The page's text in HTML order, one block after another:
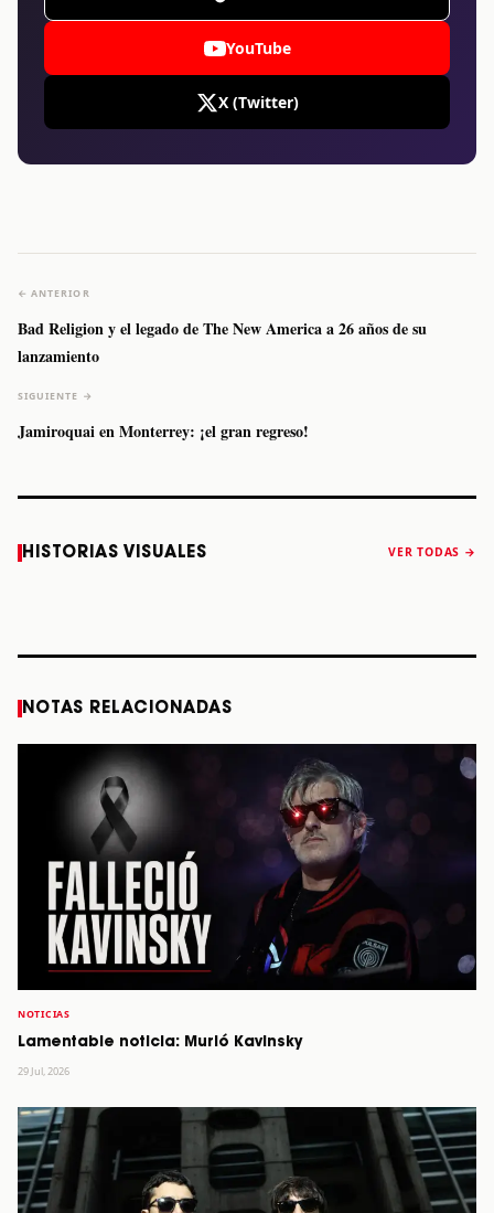
YouTube
X (Twitter)
← ANTERIOR
Bad Religion y el legado de The New America a 26 años de su
lanzamiento
SIGUIENTE →
Jamiroquai en Monterrey: ¡el gran regreso!
HISTORIAS VISUALES VER TODAS →
a Monterrey el
Staiti, guitarrista
anuncia “Reality
NOTAS RELACIONADAS
NOTICIAS
Lamentable noticia: Murió Kavinsky
29 Jul, 2026